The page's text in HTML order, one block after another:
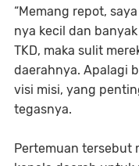
“Memang repot,
nya kecil dan
TKD, maka sulit
daerahnya. Apalagi
visi misi, yang
tegasnya.
Pertemuan tersebut